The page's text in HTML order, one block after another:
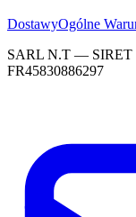
DostawyOgólne
SARL N.T — SIRET
FR45830886297